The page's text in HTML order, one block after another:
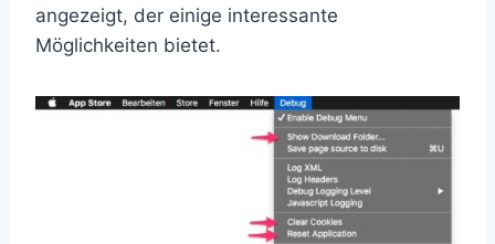
angezeigt, der einige interessante
Möglichkeiten bietet.